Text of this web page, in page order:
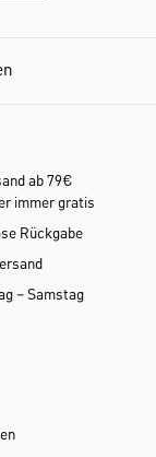
ab 79€
immer gratis
Rückgabe
– Samstag